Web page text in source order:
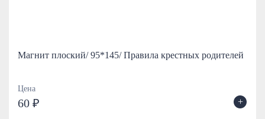
Магнит плоский/ 95*145/ Правила крестных родителей
Цена
60 ₽ +